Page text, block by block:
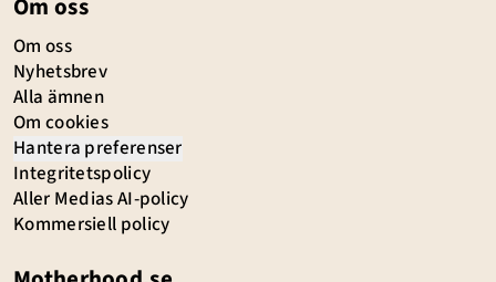
Om oss
Om oss
Nyhetsbrev
Alla ämnen
Om cookies
Hantera preferenser
Integritetspolicy
Aller Medias AI-policy
Kommersiell policy